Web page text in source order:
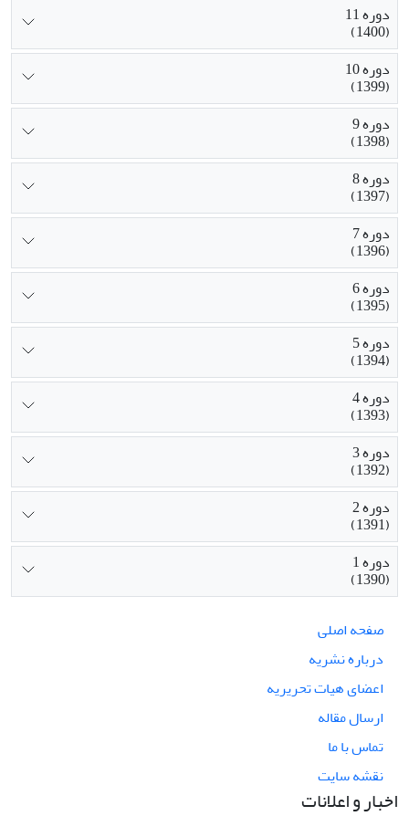
دوره 11
(1400)
دوره 10
(1399)
دوره 9
(1398)
دوره 8
(1397)
دوره 7
(1396)
دوره 6
(1395)
دوره 5
(1394)
دوره 4
(1393)
دوره 3
(1392)
دوره 2
(1391)
دوره 1
(1390)
صفحه اصلی
درباره نشریه
اعضای هیات تحریریه
ارسال مقاله
تماس با ما
نقشه سایت
اخبار و اعلانات